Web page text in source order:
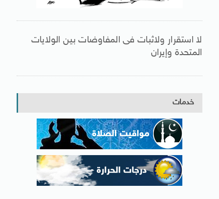
لا استقرار ولاثبات فى المفاوضات بين الولايات
المتحدة وإيران
خدمات